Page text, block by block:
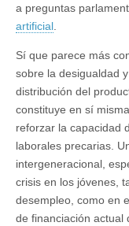
a preguntas
artificial
Sí que parece más
sobre la desigualdad
distribución del
constituye en sí
reforzar la capacidad
laborales precarias.
intergeneracional,
crisis en los jóvenes,
desempleo, como en
de financiación actual